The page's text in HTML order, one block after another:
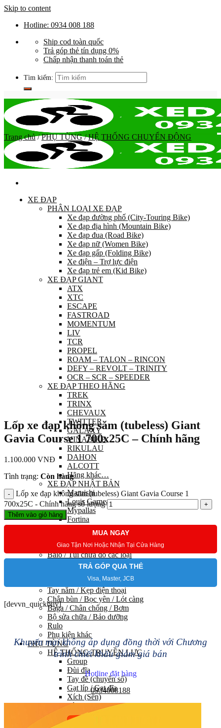
Skip to content
Hotline: 0934 008 188
Ship cod toàn quốc
Trả góp thẻ tín dụng 0%
Chấp nhận thanh toán thẻ
Tìm kiếm:
XE ĐẠP
PHÂN LOẠI XE ĐẠP
Xe đạp đường phố (City-Touring Bike)
Xe đạp địa hình (Mountain Bike)
Xe đạp đua (Road Bike)
Xe đạp nữ (Women Bike)
Xe đạp gấp (Folding Bike)
Xe điện – Trợ lực điện
Xe đạp trẻ em (Kid Bike)
XE ĐẠP GIANT
ATX
XTC
ESCAPE
FASTROAD
MOMENTUM
LIV
TCR
PROPEL
ROAM – TALON – RINCON
DEFY – REVOLT – TRINITY
OCR – SCR – SPEEDER
XE ĐẠP THEO HÃNG
TREK
TRINX
CHEVAUX
TWITTER
GALAXY
VINABIKE
RIKULAU
DAHON
ALCOTT
Hãng khác…
XE ĐẠP NHẬT BẢN
Maruishi
Louis Garneau
Mypallas
Fortina
Trang phục đạp xe
Balo / Túi chứa đồ các loại
Chai nước / Gá kẹp
Khoá / Đồng hồ / Chuông
Đèn / Sạc các loại
Tay nắm / Kẹp điện thoại
Chắn bùn / Bọc yên / Lót càng
Baga / Chân chống / Bơm
Bộ sửa chữa / Bảo dưỡng
Rulo
Phụ kiện khác
PHỤ TÙNG
HỆ THỐNG TRUYỀN LỰC
Group
Đùi đĩa
Tay đề (chuyển số)
Gạt líp / Gạt đĩa
Xích (Sên)
Líp
Pedal (Bàn đạp)
HỆ THỐNG CHUYỂN ĐỘNG
Trang chủ / PHỤ TÙNG / HỆ THỐNG CHUYỂN ĐỘNG
Lốp xe đạp không săm (tubeless) Giant
Gavia Course 1 700x25C – Chính hãng
1.100.000 VNĐ
Tình trạng: Còn hàng
Lốp xe đạp không săm (tubeless) Giant Gavia Course 1
700x25C - Chính hãng số lượng
Thêm vào giỏ hàng
MUA NGAY
Giao Tận Nơi Hoặc Nhận Tại Cửa Hàng
TRẢ GÓP QUA THẺ
Visa, Master, JCB
[devvn_quickbuy]
Khuyến mại không áp dụng đồng thời với Chương
trình chiết khấu giảm giá bán
Hotline đặt hàng
0934008188